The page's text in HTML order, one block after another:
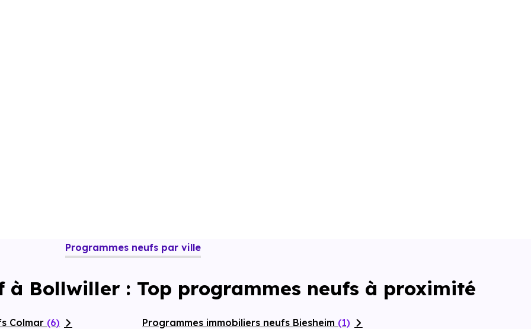
Programmes neufs par ville
Bollwiller : Top programmes neufs à proximité
Colmar (6)
Programmes immobiliers neufs Biesheim (1)